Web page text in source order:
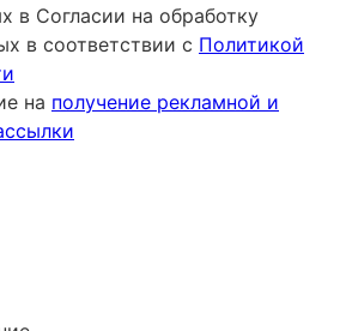
в Согласии на обработку
в соответствии с Политикой
на получение рекламной и